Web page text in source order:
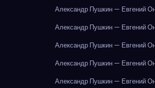
Александр Пушкин — Евгений
Александр Пушкин — Евгений
Александр Пушкин — Евгений
Александр Пушкин — Евгений
Александр Пушкин — Евгений